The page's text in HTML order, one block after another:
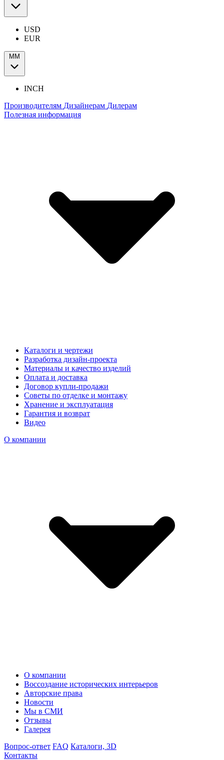
USD
EUR
ММ
INCH
Производителям Дизайнерам Дилерам
Полезная информация
Каталоги и чертежи
Разработка дизайн-проекта
Материалы и качество изделий
Оплата и доставка
Договор купли-продажи
Советы по отделке и монтажу
Хранение и эксплуатация
Гарантия и возврат
Видео
О компании
О компании
Воссоздание исторических интерьеров
Авторские права
Новости
Мы в СМИ
Отзывы
Галерея
Вопрос-ответ FAQ Каталоги, 3D
Контакты